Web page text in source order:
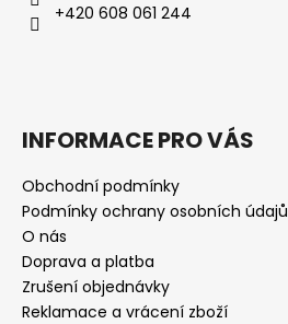
+420 608 061 244
INFORMACE PRO VÁS
Obchodní podmínky
Podmínky ochrany osobních údajů
O nás
Doprava a platba
Zrušení objednávky
Reklamace a vrácení zboží